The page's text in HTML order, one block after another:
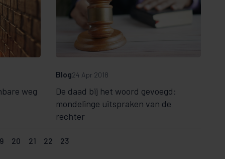
weg
De daad bij het woord gevoegd:
mondelinge uitspraken van de
rechter
Blog24 Apr 2018
20 21 22 23